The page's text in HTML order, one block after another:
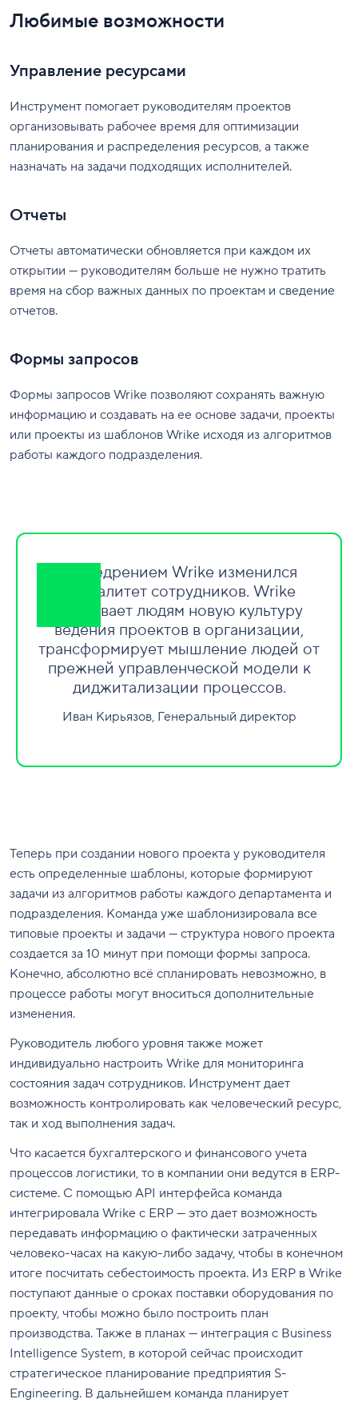
Любимые возможности
Управление ресурсами
Инструмент помогает руководителям проектов
организовывать рабочее время для оптимизации
планирования и распределения ресурсов, а также
назначать на задачи подходящих исполнителей.
Отчеты
Отчеты автоматически обновляется при каждом их
открытии — руководителям больше не нужно тратить
время на сбор важных данных по проектам и сведение
отчетов.
Формы запросов
Формы запросов Wrike позволяют сохранять важную
информацию и создавать на ее основе задачи, проекты
или проекты из шаблонов Wrike исходя из алгоритмов
работы каждого подразделения.
С внедрением Wrike изменился
менталитет сотрудников. Wrike
прививает людям новую культуру
ведения проектов в организации,
трансформирует мышление людей от
прежней управленческой модели к
диджитализации процессов.
Иван Кирьязов, Генеральный директор
Теперь при создании нового проекта у руководителя
есть определенные шаблоны, которые формируют
задачи из алгоритмов работы каждого департамента и
подразделения. Команда уже шаблонизировала все
типовые проекты и задачи — структура нового проекта
создается за 10 минут при помощи формы запроса.
Конечно, абсолютно всё спланировать невозможно, в
процессе работы могут вноситься дополнительные
изменения.
Руководитель любого уровня также может
индивидуально настроить Wrike для мониторинга
состояния задач сотрудников. Инструмент дает
возможность контролировать как человеческий ресурс,
так и ход выполнения задач.
Что касается бухгалтерского и финансового учета
процессов логистики, то в компании они ведутся в ERP-
системе. С помощью API интерфейса команда
интегрировала Wrike с ERP — это дает возможность
передавать информацию о фактически затраченных
человеко-часах на какую-либо задачу, чтобы в конечном
итоге посчитать себестоимость проекта. Из ERP в Wrike
поступают данные о сроках поставки оборудования по
проекту, чтобы можно было построить план
производства. Также в планах — интеграция с Business
Intelligence System, в которой сейчас происходит
стратегическое планирование предприятия S-
Engineering. В дальнейшем команда планирует